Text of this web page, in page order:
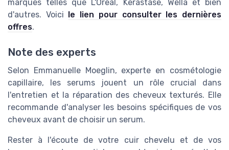
marques telles que L'Oreal, Kerastase, Wella et bien
d'autres. Voici
le lien pour consulter les dernières
offres.
Note des experts
Selon Emmanuelle Moeglin, experte en cosmétologie
capillaire, les serums jouent un rôle crucial dans
l'entretien et la réparation des cheveux texturés. Elle
recommande d'analyser les besoins spécifiques de vos
cheveux avant de choisir un serum.
Rester à l'écoute de votre cuir chevelu et de vos